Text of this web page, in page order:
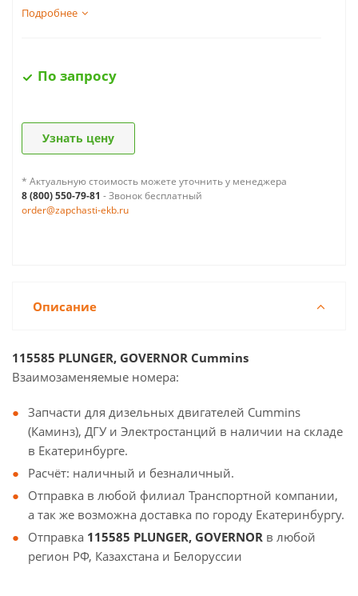
Подробнее
По запросу
Узнать цену
* Актуальную стоимость можете уточнить у менеджера
8 (800) 550-79-81 - Звонок бесплатный
order@zapchasti-ekb.ru
Описание
115585 PLUNGER, GOVERNOR Cummins
Взаимозаменяемые номера:
Запчасти для дизельных двигателей Cummins
(Каминз), ДГУ и Электростанций в наличии на складе
в Екатеринбурге.
Расчёт: наличный и безналичный.
Отправка в любой филиал Транспортной компании,
а так же возможна доставка по городу Екатеринбургу.
Отправка 115585 PLUNGER, GOVERNOR в любой
регион РФ, Казахстана и Белоруссии